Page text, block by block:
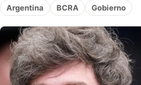
Argentina BCRA Gobierno